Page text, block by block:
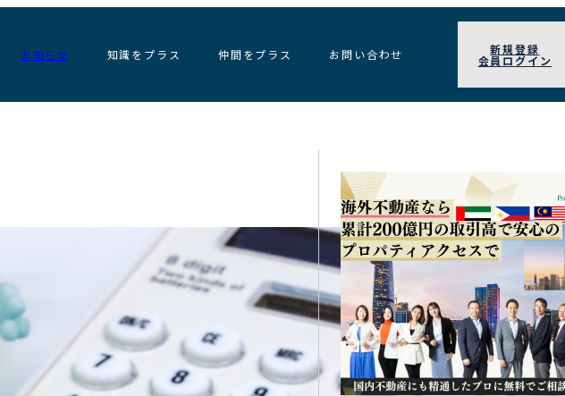
お知らせ 知識をプラス 仲間をプラス お問い合わせ 新規登録
会員ログイン